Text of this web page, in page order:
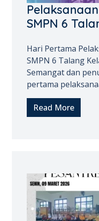
SMPN 6
Hari Pertama
SMPN 6 Talang
Semangat dan
pertama
Read More